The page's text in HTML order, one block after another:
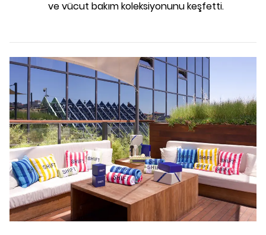
ve vücut bakım koleksiyonunu keşfetti.